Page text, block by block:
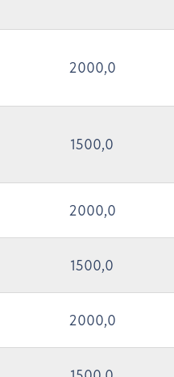
2000,0
1500,0
2000,0
1500,0
2000,0